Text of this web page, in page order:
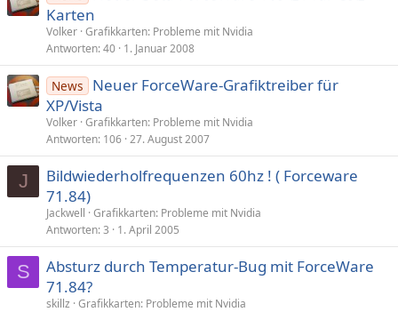
Karten
Volker Grafikkarten: Probleme mit Nvidia
Antworten 40 1. Januar 2008
News
Neuer ForceWare-Grafiktreiber für
XP/Vista
Volker Grafikkarten: Probleme mit Nvidia
Antworten 106 27. August 2007
J
Bildwiederholfrequenzen 60hz ! ( Forceware
71.84)
Jackwell Grafikkarten: Probleme mit Nvidia
Antworten 3 1. April 2005
S
Absturz durch Temperatur-Bug mit ForceWare
71.84?
skillz Grafikkarten: Probleme mit Nvidia